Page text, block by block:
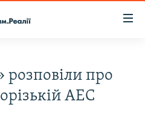
розповіли про
АЕС